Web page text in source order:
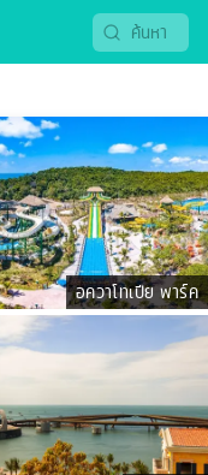
อควาโทเปีย พาร์ค